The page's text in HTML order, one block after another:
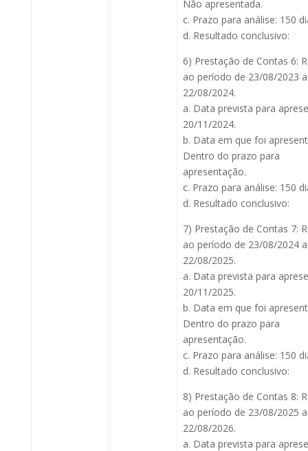
Não apresentada.
c. Prazo para análise: 150
d. Resultado conclusivo:
6) Prestação de Contas 6:
ao período de 23/08/2023 a
22/08/2024.
a. Data prevista para
20/11/2024.
b. Data em que foi
Dentro do prazo para
apresentação.
c. Prazo para análise: 150
d. Resultado conclusivo:
7) Prestação de Contas 7:
ao período de 23/08/2024 a
22/08/2025.
a. Data prevista para
20/11/2025.
b. Data em que foi
Dentro do prazo para
apresentação.
c. Prazo para análise: 150
d. Resultado conclusivo:
8) Prestação de Contas 8:
ao período de 23/08/2025 a
22/08/2026.
a. Data prevista para